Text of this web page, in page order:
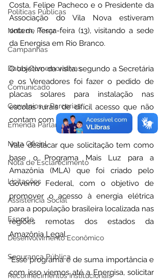
Políticas Públicas
Nota de Pesar
Campanhas
Datas Comemorativas
Comunicado
Convênios e Parcerias
Emenda Parlamentar
Nota Oficial
Nota de Esclarecimento
Licitações
Assistência Social
Esporte
Desenvolvimento Econômico
Segurança Pública
Reconhecimentos Institucionais
Costa, Felipe Pacheco e o Presidente da
Associação do Vila Nova estiveram
ontem, Terça-feira (13), visitando a sede
da Energisa em Rio Branco.
O objetivo da visita, segundo a Secretária
e os Vereadores foi fazer o pedido de
placas solares para instalação nas
escolas rurais de difícil acesso que não
contam com energia elétrica.
Vale destacar que solicitação tem como
base o Programa Mais Luz para a
Amazônia (MLA) que foi criado pelo
Governo Federal, com o objetivo de
promover o acesso à energia elétrica
para a população brasileira localizada nas
regiões remotas dos estados da
Amazônia Legal.
"Esse programa é de suma importância e
com isso viemos até a Energisa, solicitar